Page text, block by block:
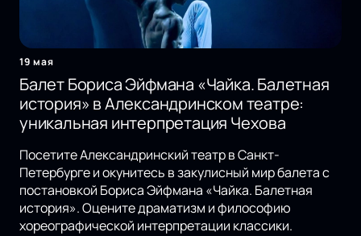
19 мая
Балет Бориса Эйфмана «Чайка. Балетная
история» в Александринском театре:
уникальная интерпретация Чехова
Посетите Александринский театр в Санкт-
Петербурге и окунитесь в закулисный мир балета с
постановкой Бориса Эйфмана «Чайка. Балетная
история». Оцените драматизм и философию
хореографической интерпретации классики.